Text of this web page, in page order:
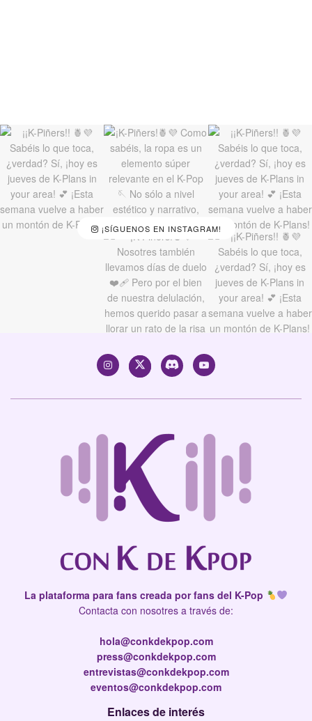
¡SÍGUENOS EN INSTAGRAM!
La plataforma para fans creada por fans del K-Pop
Contacta con nosotres a través de:
hola@conkdekpop.com
press@conkdekpop.com
entrevistas@conkdekpop.com
eventos@conkdekpop.com
Enlaces de interés